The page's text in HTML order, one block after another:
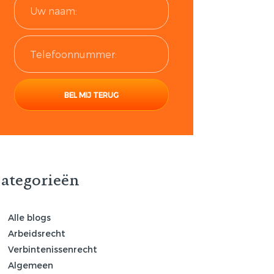
Alle blogs
Arbeidsrecht
Verbintenissenrecht
Algemeen